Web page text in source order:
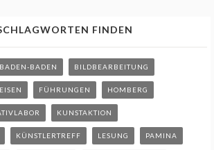
FINDEN
BADEN-BADEN BILDBEARBEITUNG
FÜHRUNGEN HOMBERG
KUNSTAKTION
KÜNSTLERTREFF LESUNG PAMINA